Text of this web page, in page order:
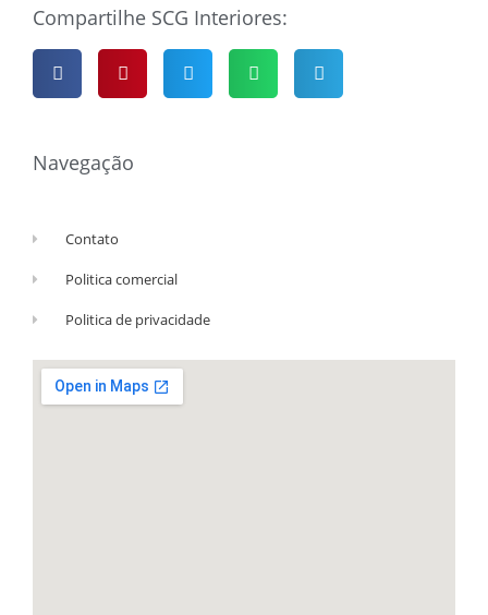
Compartilhe SCG Interiores:
Navegação
Contato
Politica comercial
Politica de privacidade